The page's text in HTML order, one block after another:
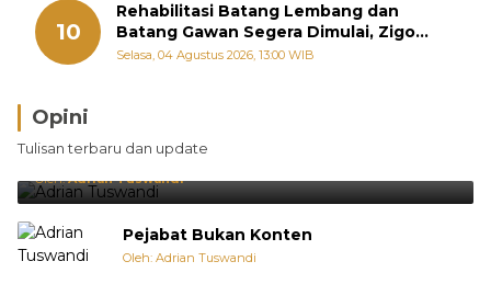
10
Rehabilitasi Batang Lembang dan
Batang Gawan Segera Dimulai, Zigo
Rolanda Pastikan Proyek Berjalan
Selasa, 04 Agustus 2026, 13:00 WIB
Opini
Tulisan terbaru dan update
Brasil Lebih Diunggulkan, tetapi Jepang Selalu
Punya Cara Membuat Kejutan
Oleh:Adrian Tuswandi
Pejabat Bukan Konten
Oleh: Adrian Tuswandi